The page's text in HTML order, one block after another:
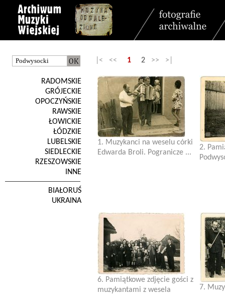
RADOMSKIE
GRÓJECKIE
OPOCZYŃSKIE
RAWSKIE
ŁOWICKIE
ŁÓDZKIE
LUBELSKIE
SIEDLECKIE
RZESZOWSKIE
INNE
BIAŁORUŚ
UKRAINA
|< << 1 2 >> >|
1. Muzykanci na weselu córki
Edwarda Broli. Pogranicze ...
2.
6. Pamiątkowe zdjęcie gości z
muzykantami z wesela
7.